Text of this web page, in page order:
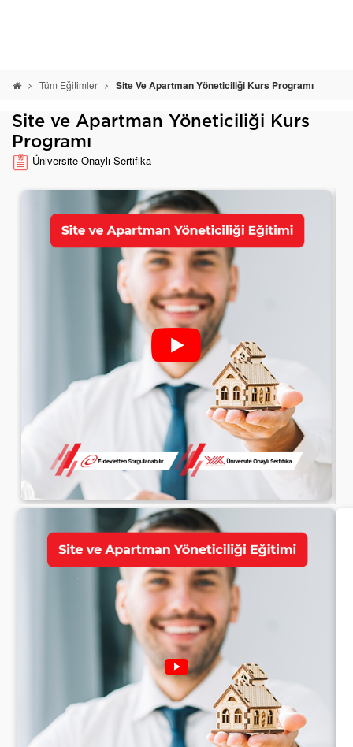
Tüm Eğitimler Site Ve Apartman Yöneticiliği Kurs Programı
Site ve Apartman Yöneticiliği Kurs
Programı
Üniversite Onaylı Sertifika